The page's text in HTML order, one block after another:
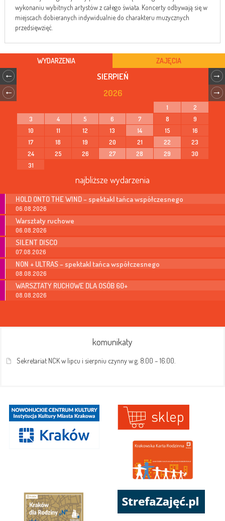
wykonaniu wybitnych artystów z całego świata. Koncerty odbywają się w
miejscach dobieranych indywidualnie do charakteru muzycznych
przedsięwzięć.
WYDARZENIA ZAJĘCIA
SIERPIEŃ
2026
1
2
3
4 5 6 7 8
9
10
11 12 13 14 15
16
17
18 19 20 21 22
23
24
25 26 27 28 29
30
31
najbliższe wydarzenia
HOLD ONTO THE WIND – spektakl tańca współczesnego
06.08.2026
Warsztaty ruchowe
06.08.2026
SILENT DISCO
07.08.2026
NON + ULTRAS – spektakl tańca współczesnego
08.08.2026
WARSZTATY RUCHOWE DLA OSÓB 60+
08.08.2026
komunikaty
Sekretariat NCK w lipcu i sierpniu czynny w g. 8.00 – 16.00.